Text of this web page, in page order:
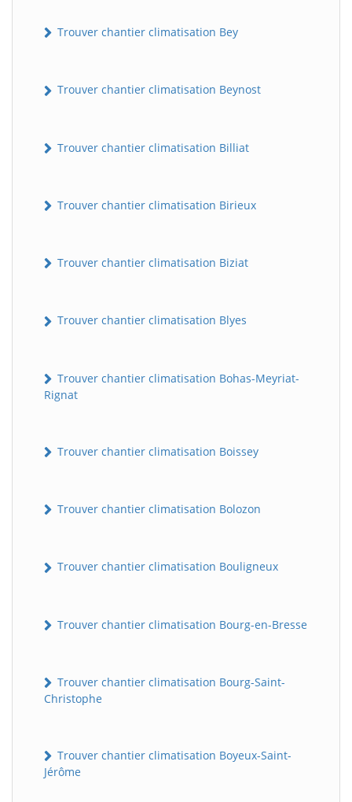
Trouver chantier climatisation Bey
Trouver chantier climatisation Beynost
Trouver chantier climatisation Billiat
Trouver chantier climatisation Birieux
Trouver chantier climatisation Biziat
Trouver chantier climatisation Blyes
Trouver chantier climatisation Bohas-Meyriat-
Rignat
Trouver chantier climatisation Boissey
Trouver chantier climatisation Bolozon
Trouver chantier climatisation Bouligneux
Trouver chantier climatisation Bourg-en-Bresse
Trouver chantier climatisation Bourg-Saint-
Christophe
Trouver chantier climatisation Boyeux-Saint-
Jérôme